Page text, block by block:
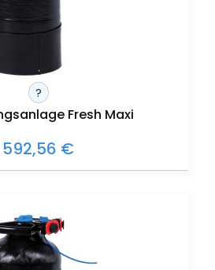
?
Fresh Maxi
592,56 €